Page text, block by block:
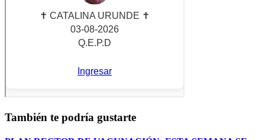
También te podría gustarte